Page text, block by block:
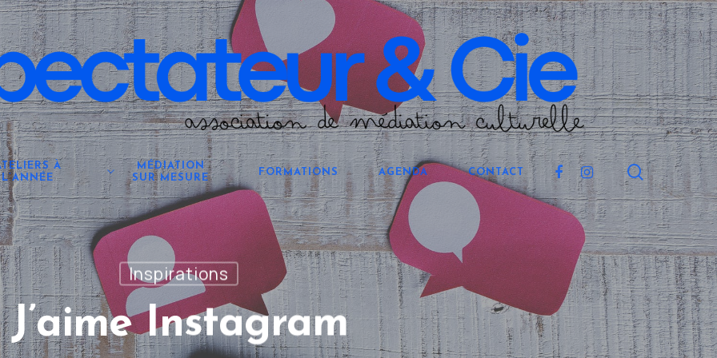
À
L’ANNÉE
MÉDIATION
SUR MESURE
FORMATIONS AGENDA CONTACT FACEBOOKINSTAGRAMsearch
Inspirations
J’aime Instagram